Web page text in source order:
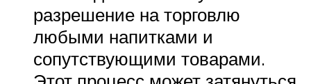
разрешение на торговлю
любыми напитками и
сопутствующими товарами.